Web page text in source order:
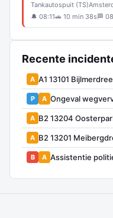
Tankautospuit (TS)
🔔 08:11🚗 10 min 38s 🏁
Recente
A A1 13101
P A Ongeval
A B2 13204
A B2 13201
B A Assistentie